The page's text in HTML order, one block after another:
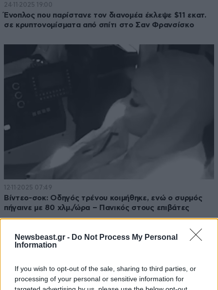
Newsbeast.gr - Do Not Process My Personal
Information
If you wish to opt-out of the sale, sharing to third parties, or
processing of your personal or sensitive information for
24·11·2025 19:00
Ένοπλος που παρίστανε τον διανομέα έκλεψε $11 εκατ.
σε κρυπτονομίσματα από σπίτι στο Σαν Φρανσίσκο
12·11·2025 07:49
Βίντεο-σοκ: Οδηγός τρένου κοιμήθηκε, ενώ ο συρμός
πήγαινε με 80 χλμ./ώρα – Πανικός στους επιβάτες